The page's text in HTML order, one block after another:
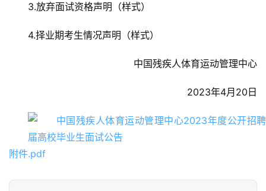
3.放弃面试资格声明（样式）
4.择业期考生情况声明（样式）
中国残疾人体育运动管理中心
2023年4月20日
附件.pdf